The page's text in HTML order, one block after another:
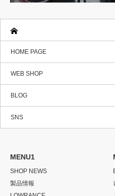
HOME PAGE
WEB SHOP
BLOG
SNS
MENU1
SHOP NEWS
製品情報